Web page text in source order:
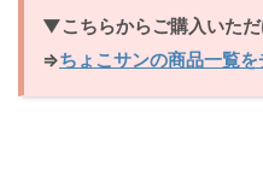
▼こちらからご購入いた
⇒ちょこサンの商品一覧を